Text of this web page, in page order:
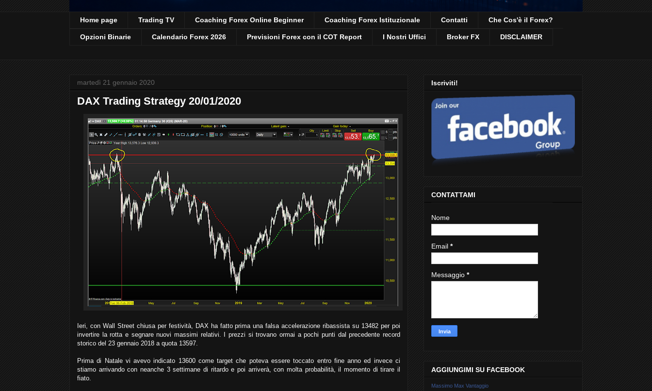
Home page Trading TV Coaching Forex Online Beginner Coaching Forex Istituzionale Contatti Che Cos'è il Forex?
Opzioni Binarie Calendario Forex 2026 Previsioni Forex con il COT Report I Nostri Uffici Broker FX DISCLAIMER
martedì 21 gennaio 2020
DAX Trading Strategy 20/01/2020
Ieri, con Wall Street chiusa per festività, DAX ha fatto prima una falsa accelerazione ribassista su 13482 per poi
invertire la rotta e segnare nuovi massimi relativi. I prezzi si trovano ormai a pochi punti dal precedente record
storico del 23 gennaio 2018 a quota 13597.
Prima di Natale vi avevo indicato 13600 come target che poteva essere toccato entro fine anno ed invece ci
stiamo arrivando con neanche 3 settimane di ritardo e poi arriverà, con molta probabilità, il momento di tirare il
fiato.
Iscriviti!
CONTATTAMI
Nome
Email *
Messaggio *
AGGIUNGIMI SU FACEBOOK
Massimo Max Vantaggio